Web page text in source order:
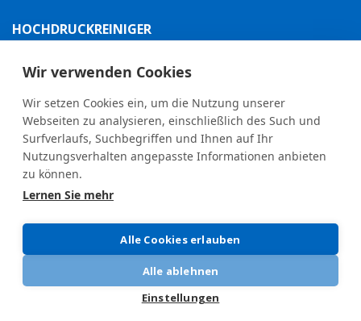
HOCHDRUCKREINIGER
Jet-it™ Hochdruckreiniger
Jet-it™ Hydraulik-Hochdruckreiniger
UNKRAUTBEKÄMPFUNG
General terms and conditions
VERANSTALTUNGEN
Wir verwenden Cookies
Wir setzen Cookies ein, um die Nutzung unserer
Webseiten zu analysieren, einschließlich des Such und
Surfverlaufs, Suchbegriffen und Ihnen auf Ihr
Nutzungsverhalten angepasste Informationen anbieten
zu können.
Lernen Sie mehr
Alle Cookies erlauben
Alle ablehnen
Einstellungen